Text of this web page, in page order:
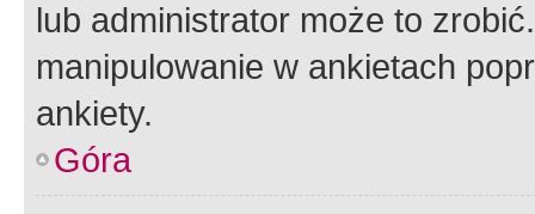
lub administrator może to
manipulowanie w ankietach
ankiety.
Góra